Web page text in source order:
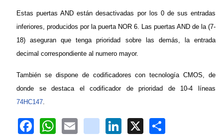
Estas puertas AND están desactivadas por los 0 de sus entradas
inferiores, producidos por la puerta NOR 6. Las puertas AND de la (7-
18) aseguran que tenga prioridad sobre las demás, la entrada
decimal correspondiente al numero mayor.
También se dispone de codificadores con tecnología CMOS, de
donde se destaca el codificador de prioridad de 10-4 líneas
74HC147.
Facebook
WhatsApp
Emailyoutube
LinkedIn
X